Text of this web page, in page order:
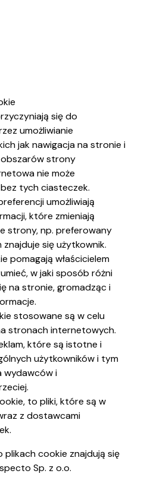
się do
umożliwianie
jak nawigacja na stronie i
strony
nie może
tych ciasteczek.
umożliwiają
które zmieniają
strony, np. preferowany
się użytkownik.
pomagają właścicielem
w jaki sposób różni
na stronie, gromadząc i
stosowane są w celu
stronach internetowych.
które są istotne i
użytkowników i tym
wydawców i
to pliki, które są w
z dostawcami
plikach cookie znajdują się
Sp. z o.o.